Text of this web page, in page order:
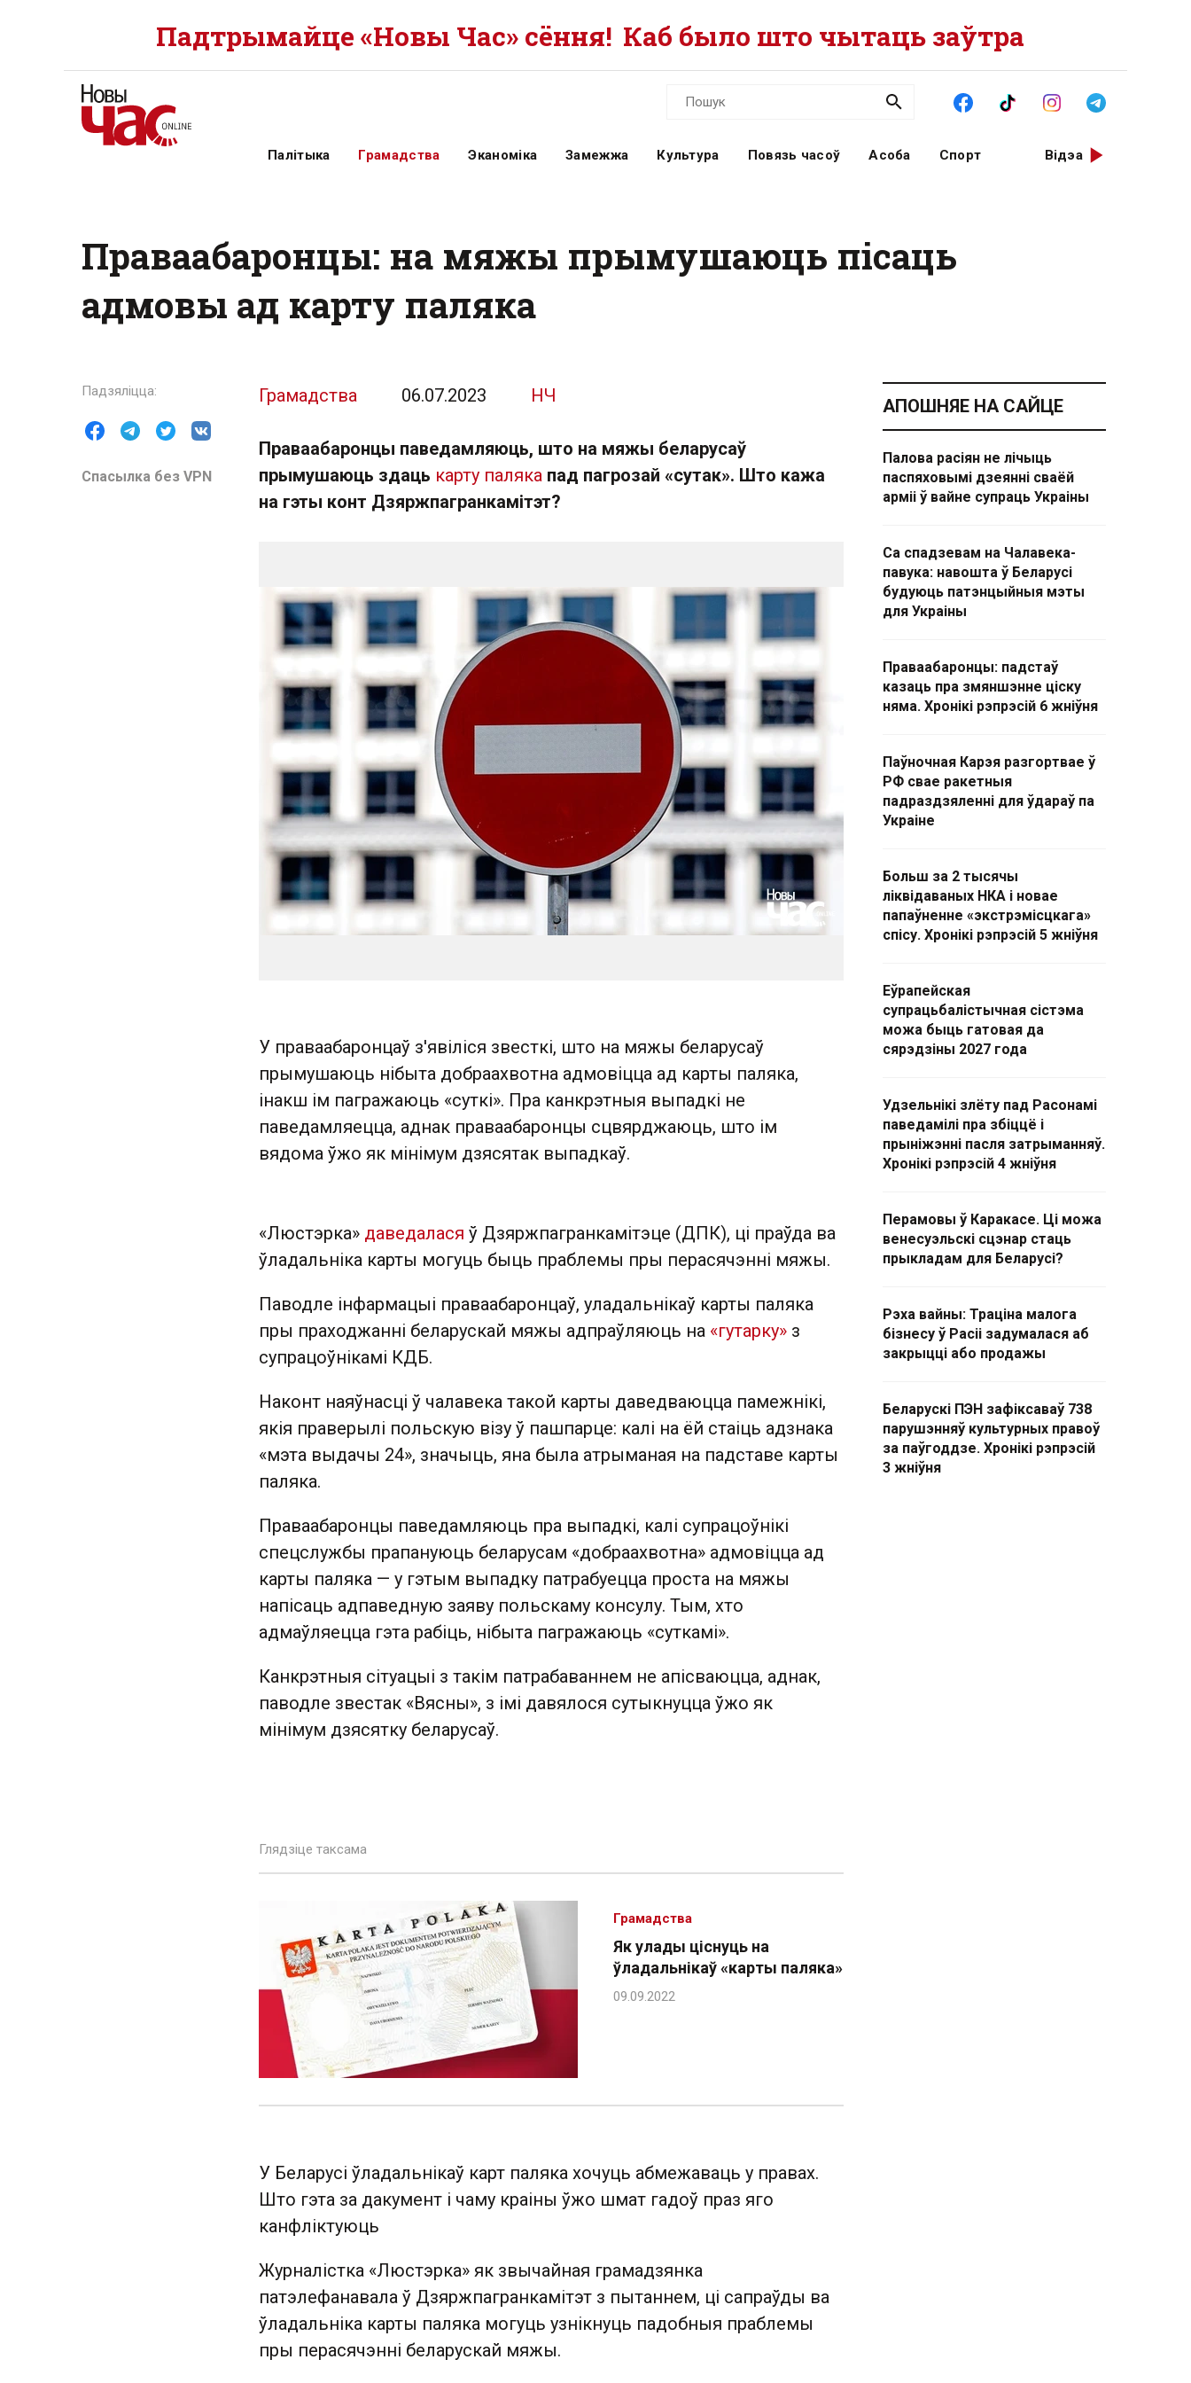
Падтрымайце «Новы Час» сёння! Каб было што чытаць заўтра
Палітыка Грамадства Эканоміка Замежжа Культура Повязь часоў Асоба Спорт Відэа
Праваабаронцы: на мяжы прымушаюць пісаць
адмовы ад карту паляка
Спасылка без VPN
Грамадства 06.07.2023 НЧ
Праваабаронцы паведамляюць, што на мяжы беларусаў
прымушаюць здаць карту паляка пад пагрозай «сутак». Што кажа
на гэты конт Дзяржпагранкамітэт?
У праваабаронцаў з'явіліся звесткі, што на мяжы беларусаў
прымушаюць нібыта добраахвотна адмовіцца ад карты паляка,
інакш ім пагражаюць «суткі». Пра канкрэтныя выпадкі не
паведамляецца, аднак праваабаронцы сцвярджаюць, што ім
вядома ўжо як мінімум дзясятак выпадкаў.
«Люстэрка» даведалася ў Дзяржпагранкамітэце (ДПК), ці праўда ва
ўладальніка карты могуць быць праблемы пры перасячэнні мяжы.
Паводле інфармацыі праваабаронцаў, уладальнікаў карты паляка
пры праходжанні беларускай мяжы адпраўляюць на «гутарку» з
супрацоўнікамі КДБ.
Наконт наяўнасці ў чалавека такой карты даведваюцца памежнікі,
якія праверылі польскую візу ў пашпарце: калі на ёй стаіць адзнака
«мэта выдачы 24», значыць, яна была атрыманая на падставе карты
паляка.
Праваабаронцы паведамляюць пра выпадкі, калі супрацоўнікі
спецслужбы прапануюць беларусам «добраахвотна» адмовіцца ад
карты паляка — у гэтым выпадку патрабуецца проста на мяжы
напісаць адпаведную заяву польскаму консулу. Тым, хто
адмаўляецца гэта рабіць, нібыта пагражаюць «суткамі».
Канкрэтныя сітуацыі з такім патрабаваннем не апісваюцца, аднак,
паводле звестак «Вясны», з імі давялося сутыкнуцца ўжо як
мінімум дзясятку беларусаў.
Глядзіце таксама
Як улады ціснуць на
ўладальнікаў «карты паляка»
Грамадства
У Беларусі ўладальнікаў карт паляка хочуць абмежаваць у правах.
Што гэта за дакумент і чаму краіны ўжо шмат гадоў праз яго
канфліктуюць
Журналістка «Люстэрка» як звычайная грамадзянка
патэлефанавала ў Дзяржпагранкамітэт з пытаннем, ці сапраўды ва
ўладальніка карты паляка могуць узнікнуць падобныя праблемы
пры перасячэнні беларускай мяжы.
АПОШНЯЕ НА САЙЦЕ
Палова расіян не лічыць
паспяховымі дзеянні сваёй
арміі ў вайне супраць Украіны
Са спадзевам на Чалавека-
павука: навошта ў Беларусі
будуюць патэнцыйныя мэты
для Украіны
Праваабаронцы: падстаў
казаць пра змяншэнне ціску
няма. Хронікі рэпрэсій 6 жніўня
Паўночная Карэя разгортвае ў
РФ свае ракетныя
падраздзяленні для ўдараў па
Украіне
Больш за 2 тысячы
ліквідаваных НКА і новае
папаўненне «экстрэмісцкага»
спісу. Хронікі рэпрэсій 5 жніўня
Еўрапейская
супрацьбалістычная сістэма
можа быць гатовая да
сярэдзіны 2027 года
Удзельнікі злёту пад Расонамі
паведамілі пра збіццё і
прыніжэнні пасля затрыманняў.
Хронікі рэпрэсій 4 жніўня
Перамовы ў Каракасе. Ці можа
венесуэльскі сцэнар стаць
прыкладам для Беларусі?
Рэха вайны: Траціна малога
бізнесу ў Расіі задумалася аб
закрыцці або продажы
Беларускі ПЭН зафіксаваў 738
парушэнняў культурных правоў
за паўгоддзе. Хронікі рэпрэсій
3 жніўня